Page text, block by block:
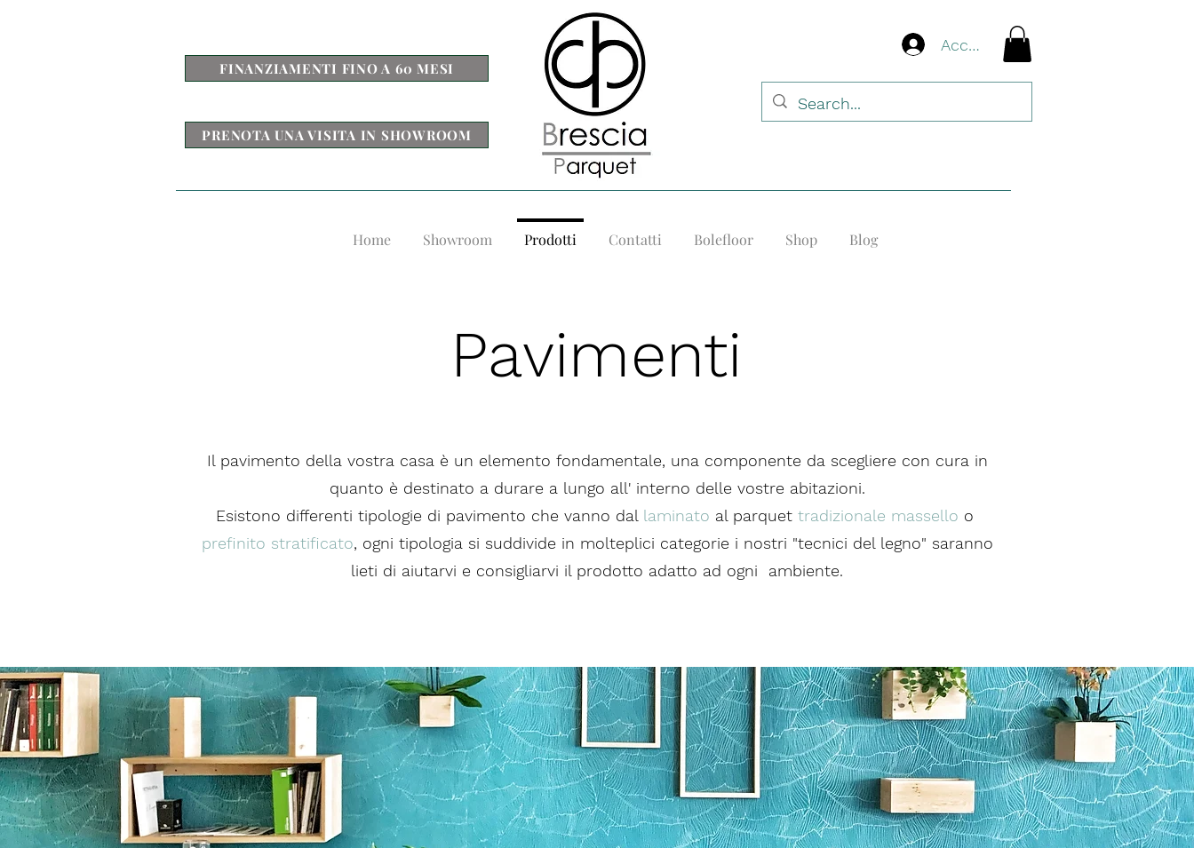
FINANZIAMENTI FINO A 60 MESI
PRENOTA UNA VISITA IN SHOWROOM
Accedi
Home Showroom Prodotti Contatti Bolefloor Shop Blog
Pavimenti
Il pavimento della vostra casa è un elemento fondamentale, una componente da scegliere con cura in
quanto è destinato a durare a lungo all' interno delle vostre abitazioni.
Esistono differenti tipologie di pavimento che vanno dal laminato al parquet tradizionale massello o
prefinito stratificato, ogni tipologia si suddivide in molteplici categorie i nostri "tecnici del legno" saranno
lieti di aiutarvi e consigliarvi il prodotto adatto ad ogni ambiente.